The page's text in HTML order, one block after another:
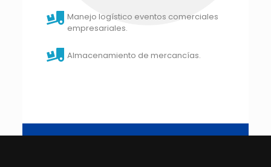
Manejo logístico eventos comerciales
empresariales.
Almacenamiento de mercancías.